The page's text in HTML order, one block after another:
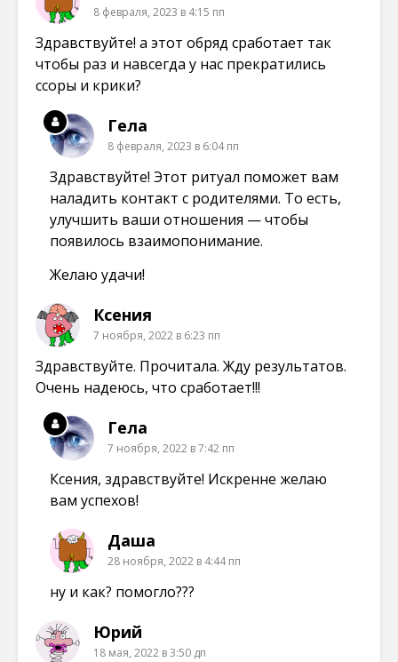
8 февраля, 2023 в 4:15 пп
Здравствуйте! а этот обряд сработает так
чтобы раз и навсегда у нас прекратились
ссоры и крики?
Гела
8 февраля, 2023 в 6:04 пп
Здравствуйте! Этот ритуал поможет вам
наладить контакт с родителями. То есть,
улучшить ваши отношения — чтобы
появилось взаимопонимание.
Желаю удачи!
Ксения
7 ноября, 2022 в 6:23 пп
Здравствуйте. Прочитала. Жду результатов.
Очень надеюсь, что сработает!!!
Гела
7 ноября, 2022 в 7:42 пп
Ксения, здравствуйте! Искренне желаю
вам успехов!
Даша
28 ноября, 2022 в 4:44 пп
ну и как? помогло???
Юрий
18 мая, 2022 в 3:50 дп